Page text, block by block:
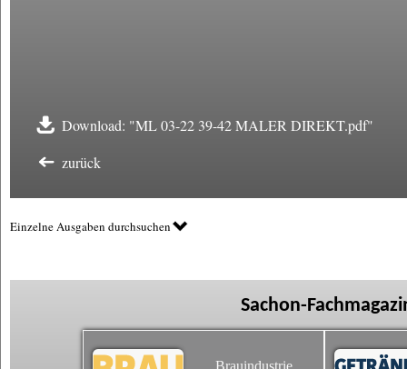
Download: "ML 03-22 39-42 MALER DIREKT.pdf"
zurück
Einzelne Ausgaben durchsuchen
Sachon-
Brauindustrie